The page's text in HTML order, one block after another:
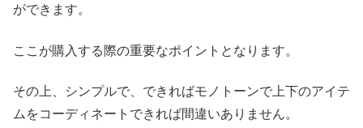
ができます。
ここが購入する際の重要なポイントとなります。
その上、シンプルで、できればモノトーンで上下のアイテ
ムをコーディネートできれば間違いありません。